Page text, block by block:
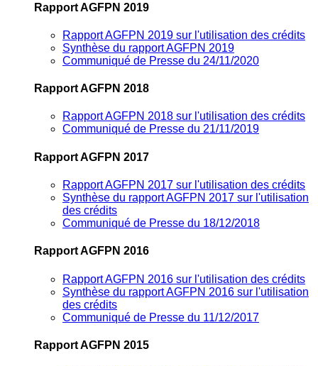
Rapport AGFPN 2019
Rapport AGFPN 2019 sur l'utilisation des crédits
Synthèse du rapport AGFPN 2019
Communiqué de Presse du 24/11/2020
Rapport AGFPN 2018
Rapport AGFPN 2018 sur l'utilisation des crédits
Communiqué de Presse du 21/11/2019
Rapport AGFPN 2017
Rapport AGFPN 2017 sur l'utilisation des crédits
Synthèse du rapport AGFPN 2017 sur l'utilisation
des crédits
Communiqué de Presse du 18/12/2018
Rapport AGFPN 2016
Rapport AGFPN 2016 sur l'utilisation des crédits
Synthèse du rapport AGFPN 2016 sur l'utilisation
des crédits
Communiqué de Presse du 11/12/2017
Rapport AGFPN 2015